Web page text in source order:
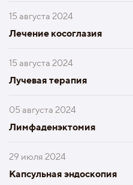
15 августа 2024
Лечение косоглазия
15 августа 2024
Лучевая терапия
05 августа 2024
Лимфаденэктомия
29 июля 2024
Капсульная эндоскопия